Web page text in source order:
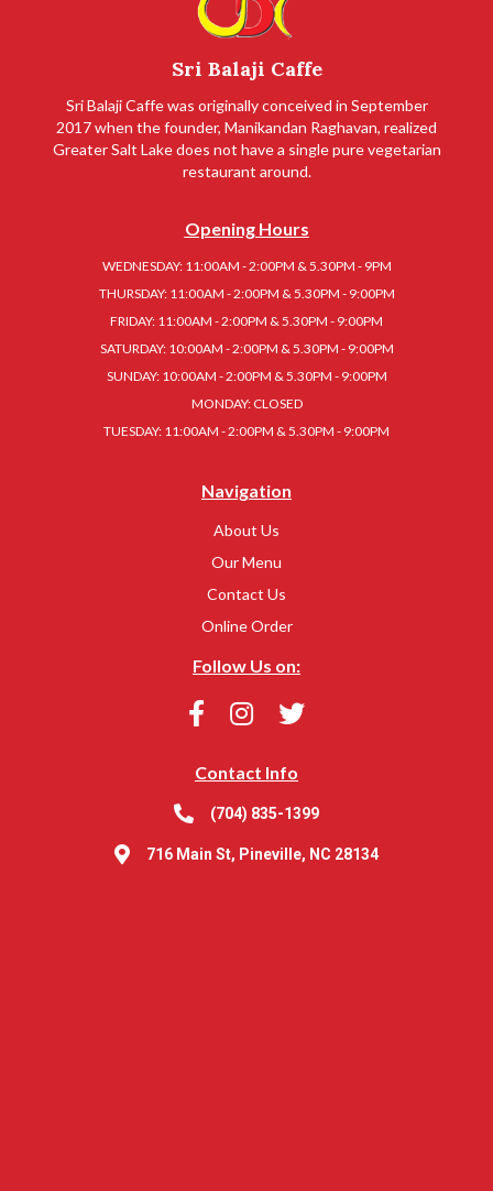
Sri Balaji Caffe
Sri Balaji Caffe was originally conceived in September
2017 when the founder, Manikandan Raghavan, realized
Greater Salt Lake does not have a single pure vegetarian
restaurant around.
Opening Hours
WEDNESDAY: 11:00AM - 2:00PM & 5.30PM - 9PM
THURSDAY: 11:00AM - 2:00PM & 5.30PM - 9:00PM
FRIDAY: 11:00AM - 2:00PM & 5.30PM - 9:00PM
SATURDAY: 10:00AM - 2:00PM & 5.30PM - 9:00PM
SUNDAY: 10:00AM - 2:00PM & 5.30PM - 9:00PM
MONDAY: CLOSED
TUESDAY: 11:00AM - 2:00PM & 5.30PM - 9:00PM
Navigation
About Us
Our Menu
Contact Us
Online Order
Follow Us on:
Contact Info
(704) 835-1399
716 Main St, Pineville, NC 28134